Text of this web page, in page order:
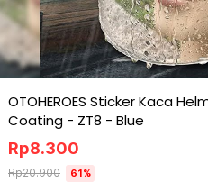
OTOHEROES Sticker Kaca
Coating - ZT8 - Blue
Rp8.300
Rp20.900 61%